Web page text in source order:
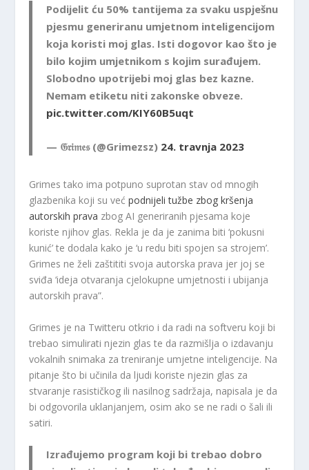
Podijelit ću 50% tantijema za svaku uspješnu
pjesmu generiranu umjetnom inteligencijom
koja koristi moj glas. Isti dogovor kao što je
bilo kojim umjetnikom s kojim surađujem.
Slobodno upotrijebi moj glas bez kazne.
Nemam etiketu niti zakonske obveze.
pic.twitter.com/KIY60B5uqt
— 𝔊𝔯𝔦𝔪𝔢𝔰 (@Grimezsz) 24. travnja 2023
Grimes tako ima potpuno suprotan stav od mnogih
glazbenika koji su većpodnijeli tužbe zbog kršenja
autorskih prava zbog AI generiranih pjesama koje
koriste njihov glas. Rekla je da je zanima biti ‘pokusni
kunić’ te dodala kako je ‘u redu biti spojen sa strojem’.
Grimes ne želi zaštititi svoja autorska prava jer joj se
sviđa ‘ideja otvaranja cjelokupne umjetnosti i ubijanja
autorskih prava”.
Grimes je na Twitteru otkrio i da radi na softveru koji bi
trebao simulirati njezin glas te da razmišlja o izdavanju
vokalnih snimaka za treniranje umjetne inteligencije. Na
pitanje što bi učinila da ljudi koriste njezin glas za
stvaranje rasističkog ili nasilnog sadržaja, napisala je da
bi odgovorila uklanjanjem, osim ako se ne radi o šali ili
satiri.
Izrađujemo program koji bi trebao dobro